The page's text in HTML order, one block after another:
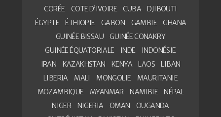
CORÉE
COTE D’IVOIRE CUBA
DJIBOUTI
ÉGYPTE
ÉTHIOPIE GABON GAMBIE
GHANA
GUINÉE BISSAU
GUINÉE CONAKRY
GUINÉE ÉQUATORIALE
INDE
INDONÉSIE
IRAN
KAZAKHSTAN KENYA LAOS
LIBAN
LIBERIA
MALI MONGOLIE
MAURITANIE
MOZAMBIQUE
MYANMAR NAMIBIE
NÉPAL
NIGER
NIGERIA OMAN
OUGANDA